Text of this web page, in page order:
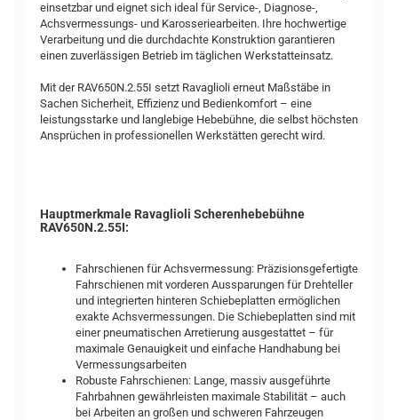
einsetzbar und eignet sich ideal für Service-, Diagnose-,
Achsvermessungs- und Karosseriearbeiten. Ihre hochwertige
Verarbeitung und die durchdachte Konstruktion garantieren
einen zuverlässigen Betrieb im täglichen Werkstatteinsatz.
Mit der RAV650N.2.55I setzt Ravaglioli erneut Maßstäbe in
Sachen Sicherheit, Effizienz und Bedienkomfort – eine
leistungsstarke und langlebige Hebebühne, die selbst höchsten
Ansprüchen in professionellen Werkstätten gerecht wird.
Hauptmerkmale Ravaglioli Scherenhebebühne
RAV650N.2.55I:
Fahrschienen für Achsvermessung: Präzisionsgefertigte
Fahrschienen mit vorderen Aussparungen für Drehteller
und integrierten hinteren Schiebeplatten ermöglichen
exakte Achsvermessungen. Die Schiebeplatten sind mit
einer pneumatischen Arretierung ausgestattet – für
maximale Genauigkeit und einfache Handhabung bei
Vermessungsarbeiten
Robuste Fahrschienen: Lange, massiv ausgeführte
Fahrbahnen gewährleisten maximale Stabilität – auch
bei Arbeiten an großen und schweren Fahrzeugen